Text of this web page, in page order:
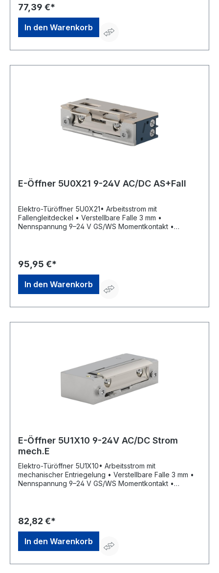
einbaubarHersteller: OPENERS & CLOSERS, Calle
Agricultura Nave 1217, 08980 Sant Feliu de Llobregat,
Barcelona, ES, +34 934 080 515, info@openers-
closers.com
77,39 €*
In den Warenkorb
E-Öffner 5U0X21 9-24V AC/DC AS+Fall
Elektro-Türöffner 5U0X21• Arbeitsstrom mit
Fallengleitdeckel • Verstellbare Falle 3 mm •
Nennspannung 9–24 V GS/WS Momentkontakt •
Maße in sehr schmalen Türprofilen einbaubarHersteller:
OPENERS & CLOSERS, Calle Agricultura Nave 1217,
08980 Sant Feliu de Llobregat, Barcelona, ES, +34 934
080 515, info@openers-closers.com
95,95 €*
In den Warenkorb
E-Öffner 5U1X10 9-24V AC/DC Strom
mech.E
Elektro-Türöffner 5U1X10• Arbeitsstrom mit
mechanischer Entriegelung • Verstellbare Falle 3 mm •
Nennspannung 9–24 V GS/WS Momentkontakt •
Maße in sehr schmalen Türprofilen einbaubarHersteller:
OPENERS & CLOSERS, Calle Agricultura Nave 1217,
08980 Sant Feliu de Llobregat, Barcelona, ES, +34 934
080 515, info@openers-closers.com
82,82 €*
In den Warenkorb